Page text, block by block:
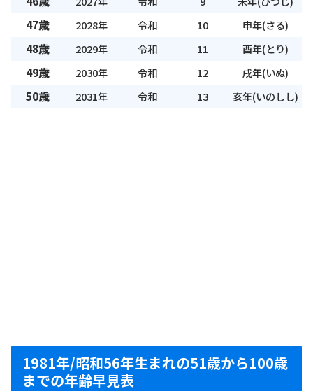
47歳 2028年 令和 10 申年(さる)
48歳 2029年 令和 11 酉年(とり)
49歳 2030年 令和 12 戌年(いぬ)
50歳 2031年 令和 13 亥年(いのしし)
1981年/昭和56年生まれの51歳から100歳
までの年齢早見表